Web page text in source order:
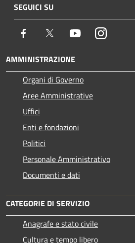
SEGUICI SU
Facebook Twitter YoutubeInstagram
AMMINISTRAZIONE
Organi di Governo
Aree Amministrative
Uffici
Enti e fondazioni
Politici
Personale Amministrativo
Documenti e dati
CATEGORIE DI SERVIZIO
Anagrafe e stato civile
Cultura e tempo libero